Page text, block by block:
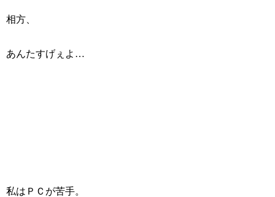
相方、
あんたすげぇよ…
私はＰＣが苦手。